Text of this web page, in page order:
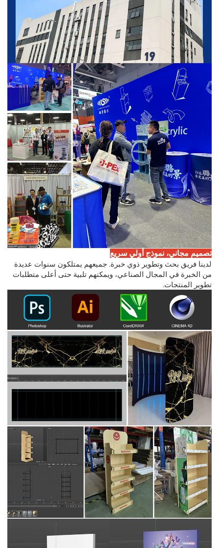
تصميم مجاني، نموذج أولي سريع
لدينا فريق بحث وتطوير ذوي خبرة. جميعهم يمتلكون سنوات عديدة
من الخبرة في المجال الصناعي، ويمكنهم تلبية حتى أعلى متطلبات
تطوير المنتجات.